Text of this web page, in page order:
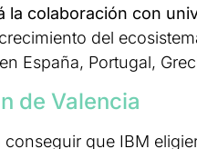
la colaboración con
del
España, Portugal,
de Valencia
que IBM